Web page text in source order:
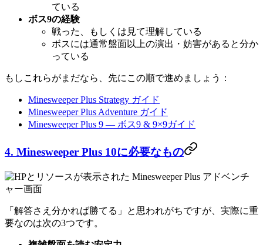
ている
ボス9の経験
戦った、もしくは見て理解している
ボスには通常盤面以上の演出・妨害があると分か
っている
もしこれらがまだなら、先にこの順で進めましょう：
Minesweeper Plus Strategy ガイド
Minesweeper Plus Adventure ガイド
Minesweeper Plus 9 — ボス9 & 9×9ガイド
4. Minesweeper Plus 10に必要なもの
「解答さえ分かれば勝てる」と思われがちですが、実際に重
要なのは次の3つです。